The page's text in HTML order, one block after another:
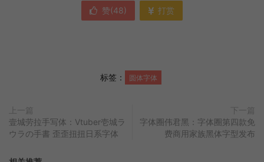
赞(48) 打赏
标签： 圆体字体
上一篇
壹城劳拉手写体：Vtuber壱城ラ
ウラの手書 歪歪扭扭日系字体
下一篇
字体圈伟君黑：字体圈第四款免
费商用家族黑体字型发布